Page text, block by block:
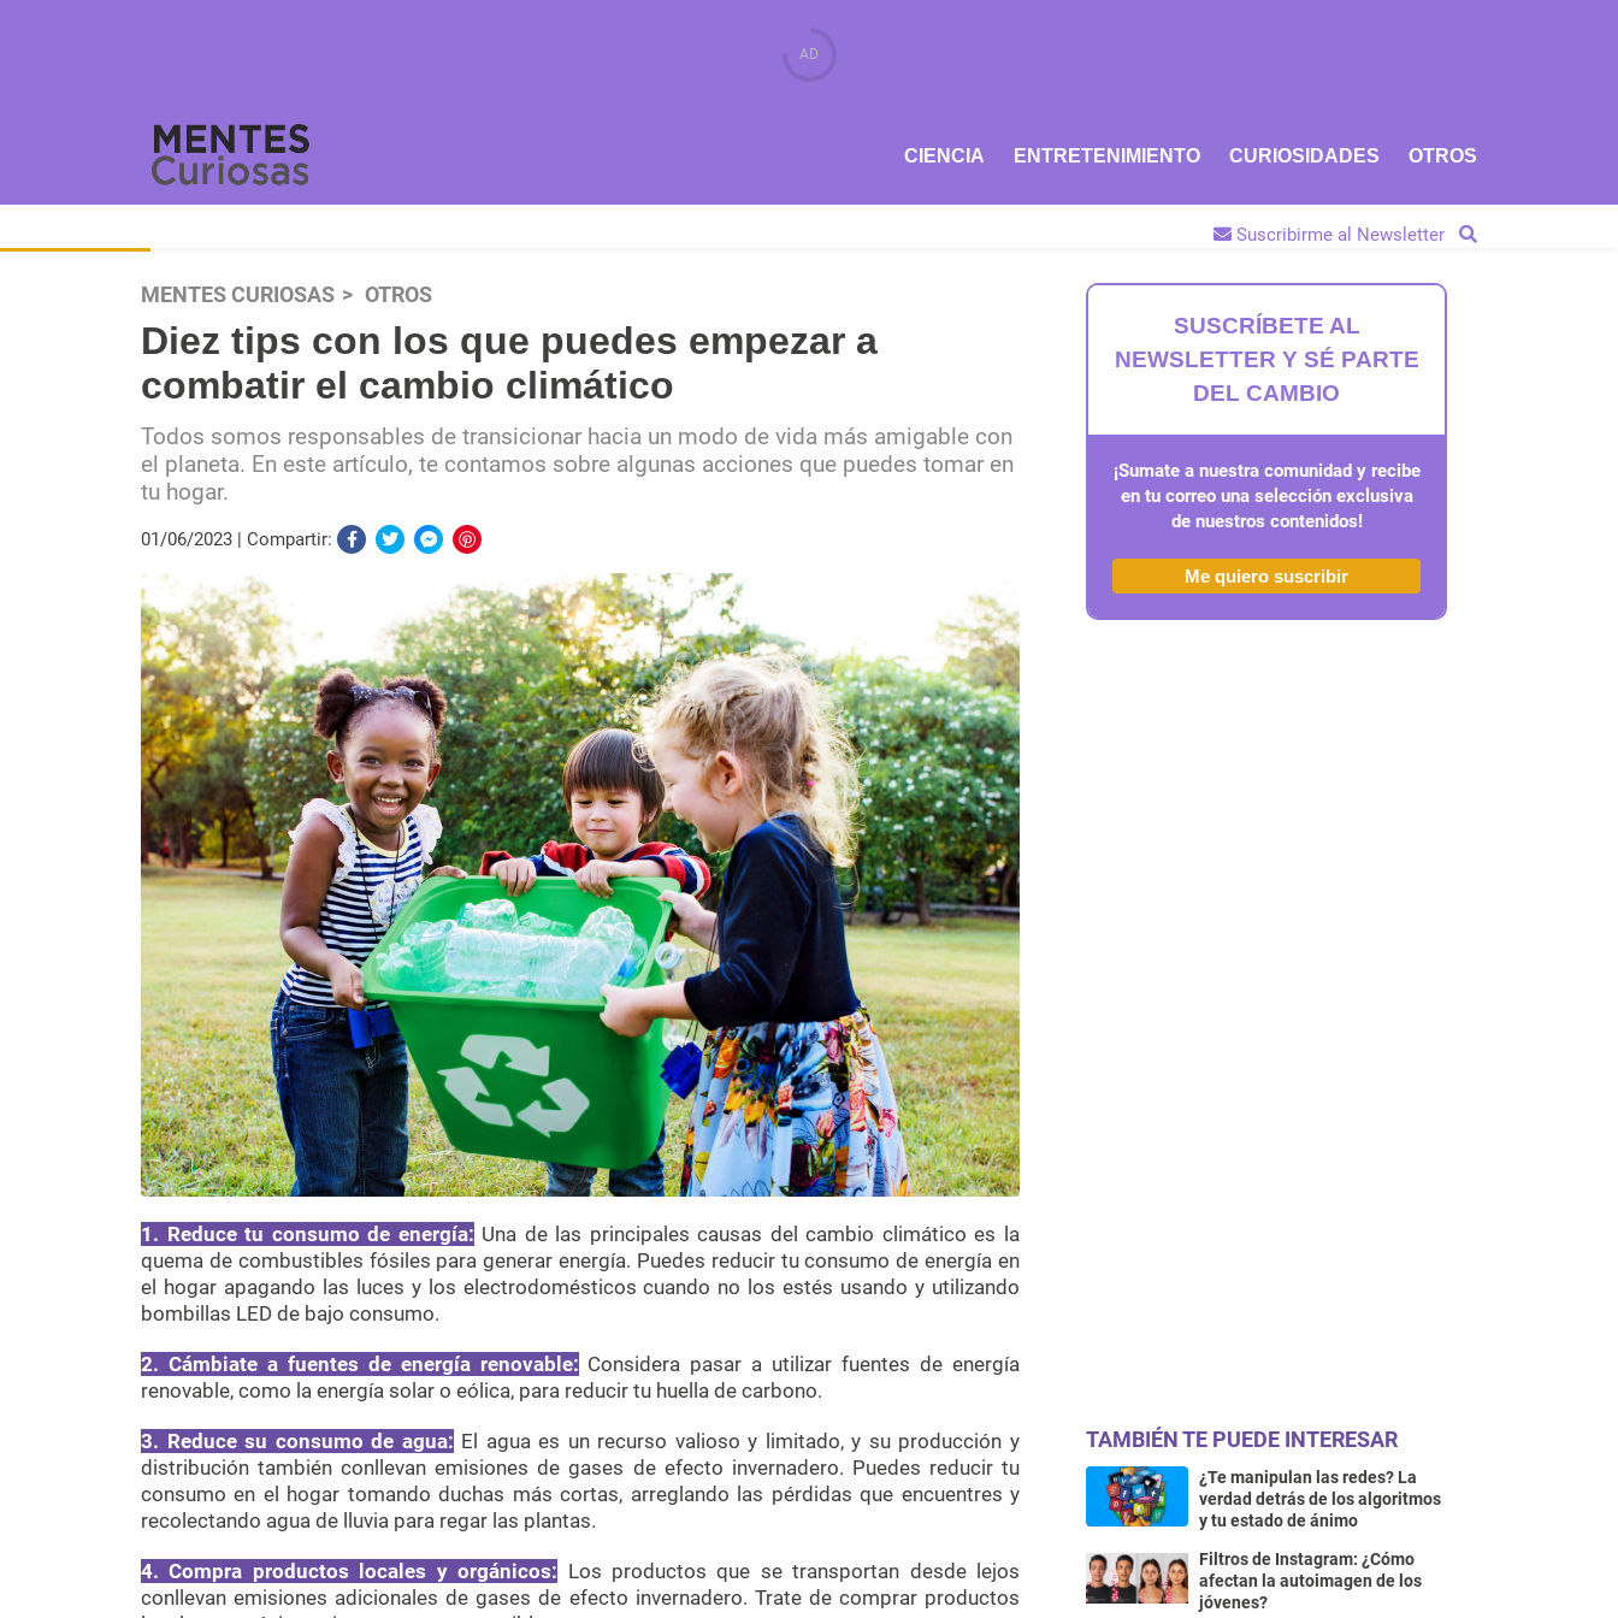
CIENCIA ENTRETENIMIENTO CURIOSIDADES OTROS
Suscribirme al Newsletter
MENTES CURIOSAS OTROS
Diez tips con los que puedes empezar a
combatir el cambio climático
Todos somos responsables de transicionar hacia un modo de vida más amigable con
el planeta. En este artículo, te contamos sobre algunas acciones que puedes tomar en
tu hogar.
01/06/2023 Compartir:
1. Reduce tu consumo de energía: Una de las principales causas del cambio climático es la
quema de combustibles fósiles para generar energía. Puedes reducir tu consumo de energía en
el hogar apagando las luces y los electrodomésticos cuando no los estés usando y utilizando
bombillas LED de bajo consumo.
2. Cámbiate a fuentes de energía renovable: Considera pasar a utilizar fuentes de energía
renovable, como la energía solar o eólica, para reducir tu huella de carbono.
3. Reduce su consumo de agua: El agua es un recurso valioso y limitado, y su producción y
distribución también conllevan emisiones de gases de efecto invernadero. Puedes reducir tu
consumo en el hogar tomando duchas más cortas, arreglando las pérdidas que encuentres y
recolectando agua de lluvia para regar las plantas.
4.Compra productos locales y orgánicos: Los productos que se transportan desde lejos
conllevan emisiones adicionales de gases de efecto invernadero. Trate de comprar productos
SUSCRÍBETE AL
NEWSLETTER Y SÉ PARTE
DEL CAMBIO
¡Sumate a nuestra comunidad y recibe
en tu correo una selección exclusiva
de nuestros contenidos!
Me quiero suscribir
TAMBIÉN TE PUEDE INTERESAR
¿Te manipulan las redes? La
verdad detrás de los algoritmos
y tu estado de ánimo
Filtros de Instagram: ¿Cómo
afectan la autoimagen de los
jóvenes?